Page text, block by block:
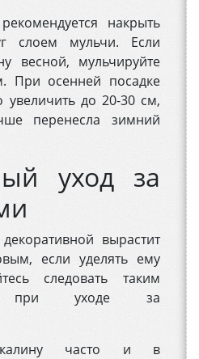
накрыть
слоем мульчи. Если
весной, мульчируйте
При осенней посадке
до 20-30 см,
перенесла зимний
уход за
вырастит
если уделять ему
следовать таким
при уходе за
калину часто и в